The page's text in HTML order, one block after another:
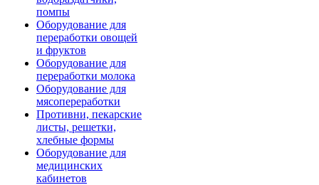
помпы
Оборудование для
переработки овощей
и фруктов
Оборудование для
переработки молока
Оборудование для
мясопереработки
Противни, пекарские
листы, решетки,
хлебные формы
Оборудование для
медицинских
кабинетов